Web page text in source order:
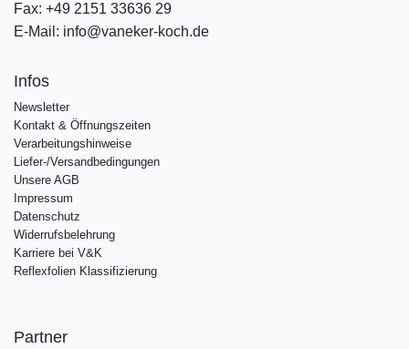
Fax: +49 2151 33636 29
E-Mail: info@vaneker-koch.de
Infos
Newsletter
Kontakt & Öffnungszeiten
Verarbeitungshinweise
Liefer-/Versandbedingungen
Unsere AGB
Impressum
Datenschutz
Widerrufsbelehrung
Karriere bei V&K
Reflexfolien Klassifizierung
Partner